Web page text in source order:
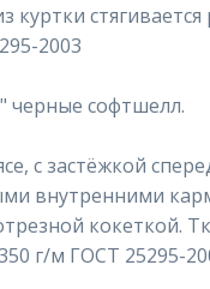
стягивается
2003
софтшелл.
с застёжкой
внутренними
кокеткой.
г/м ГОСТ 25295-